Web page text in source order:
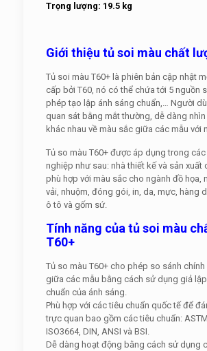
Trọng lượng: 19.5 kg
Giới thiệu tủ soi màu chất
Tủ soi màu T60+ là phiên bản cập nhật
cấp bởi T60, nó có thể chứa tới 5 nguồn
phép tạo lập ánh sáng chuẩn,… Người
quan sát bằng mắt thường, dễ dàng
khác nhau về màu sắc giữa các mẫu với
Tủ so màu T60+ được áp dụng trong
nghiệp như sau: nhà thiết kế và sản xuất
phù hợp với màu sắc cho ngành đồ họa,
vải, nhuộm, đóng gói, in, da, mực, hàng
ô tô và gốm sứ.
Tính năng của tủ soi màu
T60+
Tủ so màu T60+ cho phép so sánh
giữa các mẫu bằng cách sử dụng giả
chuẩn của ánh sáng.
Phù hợp với các tiêu chuẩn quốc tế để
trực quan bao gồm các tiêu chuẩn:
ISO3664, DIN, ANSI và BSI.
Dễ dàng hoạt động bằng cách sử dụng